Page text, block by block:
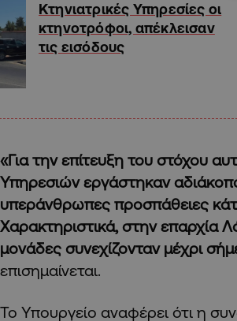
Κτηνιατρικές Υπηρεσίες οι
κτηνοτρόφοι, απέκλεισαν
τις εισόδους
«Για την επίτευξη του στόχου
Υπηρεσιών εργάστηκαν
υπεράνθρωπες προσπάθειες
Χαρακτηριστικά, στην επαρχία
μονάδες συνεχίζονταν μέχρι
επισημαίνεται.
Το Υπουργείο αναφέρει ότι η